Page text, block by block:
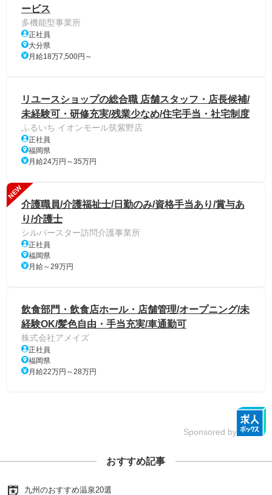
ービス
多機能型事業所
正社員
大分県
月給18万7,500円～
リユースショップの総合職 店舗スタッフ・店長候補/
未経験可・研修充実/残業少なめ/住宅手当・社宅制度
ふるいち イオンモール筑紫野店
正社員
福岡県
月給24万円～35万円
NEW
介護職員/介護福祉士/日勤のみ/資格手当あり/賞与あ
り/介護士
シルバースター訪問介護事業所
正社員
福岡県
月給～29万円
飲食部門・飲食店ホール・店舗管理/オープニング/未
経験OK/髪色自由・手当充実/車通勤可
株式会社アメイズ
正社員
福岡県
月給22万円～28万円
Sponsored by
おすすめ記事
九州のおすすめ温泉20選